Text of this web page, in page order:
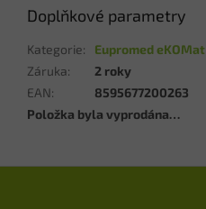
Doplňkové parametry
Kategorie:
Eupromed eKOMat
Záruka:
2 roky
EAN:
8595677200263
Položka byla vyprodána…